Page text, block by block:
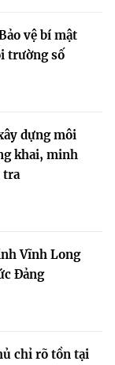
vệ bí mật
trường số
dựng môi
khai, minh
tra
Vĩnh Long
Đảng
chỉ rõ tồn tại